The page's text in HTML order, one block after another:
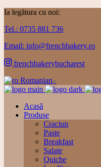
Ia legătura cu noi:
Tel.: 0735 881 736
Email: info@frenchbakery.ro
frenchbakerybucharest
Romanian ▼
Acasă
Produse
Craciun
Paste
Breakfast
Salate
Quiche